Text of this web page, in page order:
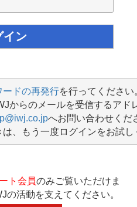
ードの再発行を行ってください
からのメールを受信するアド
へお問い合わせくだ
、もう一度ログインをお試し
ト会員のみご覧いただけま
の活動を支えてください。